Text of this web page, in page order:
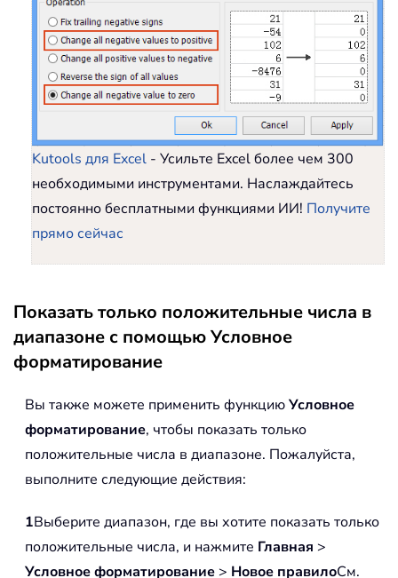
Kutools для Excel - Усильте Excel более чем 300
необходимыми инструментами. Наслаждайтесь
постоянно бесплатными функциями ИИ! Получите
прямо сейчас
Показать только положительные числа в
диапазоне с помощью Условное
форматирование
Вы также можете применить функциюУсловное
форматирование, чтобы показать только
положительные числа в диапазоне. Пожалуйста,
выполните следующие действия:
1Выберите диапазон, где вы хотите показать только
положительные числа, и нажмите Главная >
Условное форматирование > Новое правилоСм.